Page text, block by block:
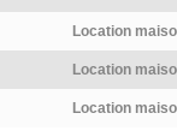
Location
Location
Location